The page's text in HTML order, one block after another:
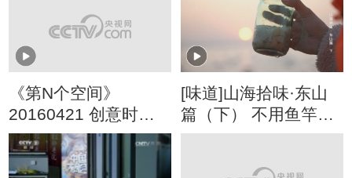
《第N个空间》
20160421 创意时代
秀
[味道]山海拾味·东山
篇（下） 不用鱼竿不
用网 章鱼竟能自己送